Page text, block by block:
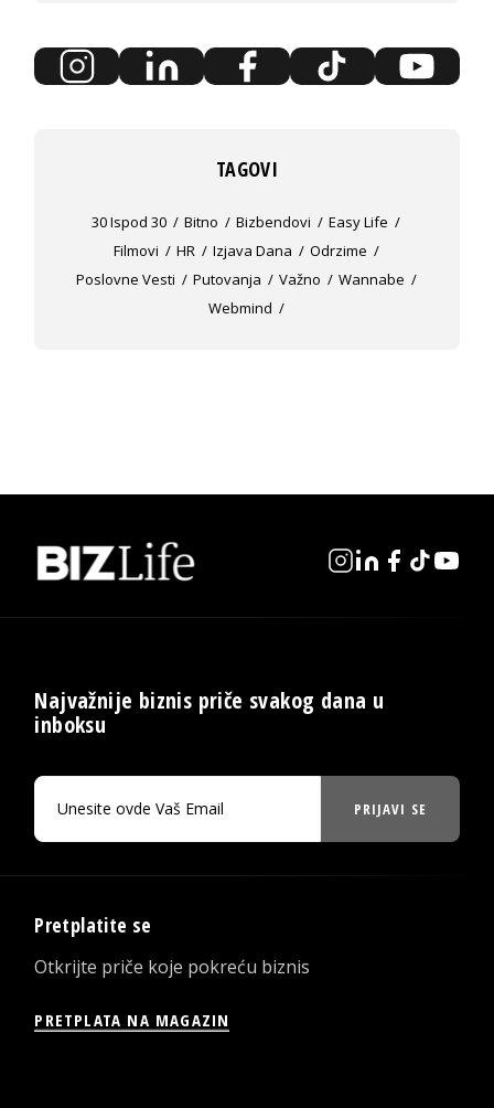
TAGOVI
30 Ispod 30 Bitno Bizbendovi
Easy Life
Filmovi
HR Izjava Dana
Odrzime
Poslovne Vesti
Putovanja Važno
Wannabe
Webmind
Najvažnije biznis priče svakog dana u
inboksu
PRIJAVI SE
Pretplatite se
Otkrijte priče koje pokreću biznis
PRETPLATA NA MAGAZIN